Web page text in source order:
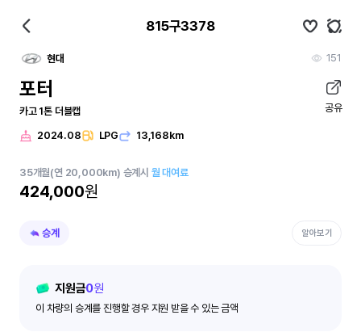
815구3378
현대 151
포터
카고 1톤 더블캡 공유
2024.08 LPG 13,168km
35개월(연 20,000km) 승계시 월 대여료
424,000원
승계 알아보기
지원금0원
이 차량의 승계를 진행할 경우 지원 받을 수 있는 금액